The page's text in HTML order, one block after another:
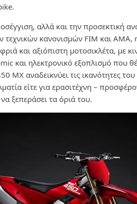
αλλά και την προσεκτική
τεχνικών κανονισμών FIM και AMA,
και αξιόπιστη μοτοσικλέτα, με
και ηλεκτρονικό εξοπλισμό που
MX αναδεικνύει τις ικανότητες
είτε για ερασιτέχνη –
ξεπεράσει τα όριά του.